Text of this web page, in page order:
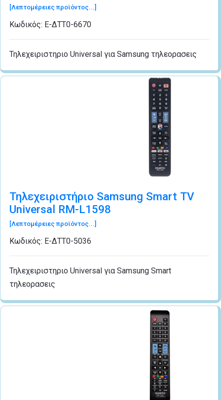
[Λεπτομέρειες προϊόντος...]
Κωδικός: Ε-ΔΤΤ0-6670
Τηλεχειριστηριο Universal για Samsung τηλεορασεις
Τηλεχειριστήριο Samsung Smart ΤV
Universal RM-L1598
[Λεπτομέρειες προϊόντος...]
Κωδικός: Ε-ΔΤΤ0-5036
Τηλεχειριστηριο Universal για Samsung Smart
τηλεορασεις